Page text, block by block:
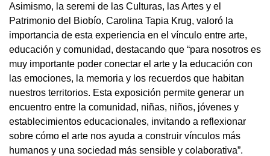
Asimismo, la seremi de las Culturas, las Artes y el
Patrimonio del Biobío, Carolina Tapia Krug, valoró la
importancia de esta experiencia en el vínculo entre arte,
educación y comunidad, destacando que “para nosotros es
muy importante poder conectar el arte y la educación con
las emociones, la memoria y los recuerdos que habitan
nuestros territorios. Esta exposición permite generar un
encuentro entre la comunidad, niñas, niños, jóvenes y
establecimientos educacionales, invitando a reflexionar
sobre cómo el arte nos ayuda a construir vínculos más
humanos y una sociedad más sensible y colaborativa”.